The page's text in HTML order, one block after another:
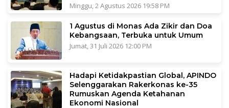
Minggu, 2 Agustus 2026 19:58 PM
1 Agustus di Monas Ada Zikir dan Doa
Kebangsaan, Terbuka untuk Umum
Jumat, 31 Juli 2026 12:00 PM
Hadapi Ketidakpastian Global, APINDO
Selenggarakan Rakerkonas ke-35
Rumuskan Agenda Ketahanan
Ekonomi Nasional